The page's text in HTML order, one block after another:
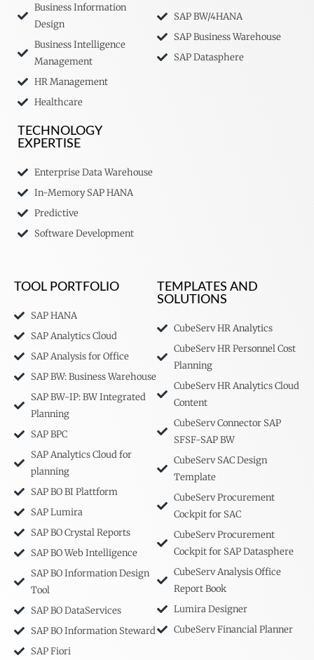
Business Information
Design
Business Intelligence
Management
HR Management
Healthcare
TECHNOLOGY
EXPERTISE
Enterprise Data Warehouse
In-Memory SAP HANA
Predictive
Software Development
SAP BW/4HANA
SAP Business Warehouse
SAP Datasphere
TOOL PORTFOLIO
SAP HANA
SAP Analytics Cloud
SAP Analysis for Office
SAP BW: Business Warehouse
SAP BW-IP: BW Integrated
Planning
SAP BPC
SAP Analytics Cloud for
planning
SAP BO BI Plattform
SAP Lumira
SAP BO Crystal Reports
SAP BO Web Intelligence
SAP BO Information Design
Tool
SAP BO DataServices
SAP BO Information Steward
SAP Fiori
TEMPLATES AND
SOLUTIONS
CubeServ HR Analytics
CubeServ HR Personnel Cost
Planning
CubeServ HR Analytics Cloud
Content
CubeServ Connector SAP
SFSF-SAP BW
CubeServ SAC Design
Template
CubeServ Procurement
Cockpit for SAC
CubeServ Procurement
Cockpit for SAP Datasphere
CubeServ Analysis Office
Report Book
Lumira Designer
CubeServ Financial Planner